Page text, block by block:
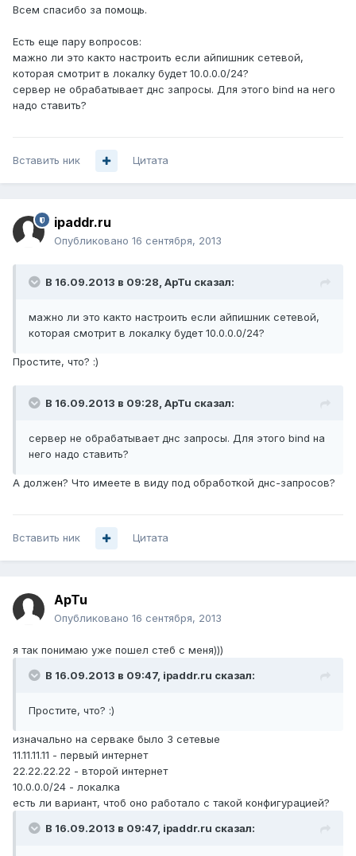
Всем спасибо за помощь.
Есть еще пару вопросов:
мажно ли это както настроить если айпишник сетевой,
которая смотрит в локалку будет 10.0.0.0/24?
сервер не обрабатывает днс запросы. Для этого bind на него
надо ставить?
Вставить ник Цитата
ipaddr.ru
Опубликовано 16 сентября, 2013
В 16.09.2013 в 09:28, ApTu сказал:
мажно ли это както настроить если айпишник сетевой,
которая смотрит в локалку будет 10.0.0.0/24?
Простите, что? :)
В 16.09.2013 в 09:28, ApTu сказал:
сервер не обрабатывает днс запросы. Для этого bind на
него надо ставить?
А должен? Что имеете в виду под обработкой днс-запросов?
Вставить ник Цитата
ApTu
Опубликовано 16 сентября, 2013
я так понимаю уже пошел стеб с меня)))
В 16.09.2013 в 09:47, ipaddr.ru сказал:
Простите, что? :)
изначально на серваке было 3 сетевые
11.11.11.11 - первый интернет
22.22.22.22 - второй интернет
10.0.0.0/24 - локалка
есть ли вариант, чтоб оно работало с такой конфигурацией?
В 16.09.2013 в 09:47, ipaddr.ru сказал: